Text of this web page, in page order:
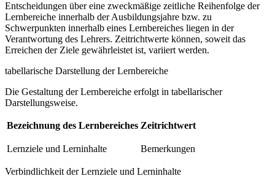
Entscheidungen über eine zweckmäßige zeitliche Reihenfolge der
Lernbereiche innerhalb der Ausbildungsjahre bzw. zu
Schwerpunkten innerhalb eines Lernbereiches liegen in der
Verantwortung des Lehrers. Zeitrichtwerte können, soweit das
Erreichen der Ziele gewährleistet ist, variiert werden.
tabellarische Darstellung der Lernbereiche
Die Gestaltung der Lernbereiche erfolgt in tabellarischer
Darstellungsweise.
Bezeichnung des Lernbereiches Zeitrichtwert
Lernziele und Lerninhalte Bemerkungen
Verbindlichkeit der Lernziele und Lerninhalte